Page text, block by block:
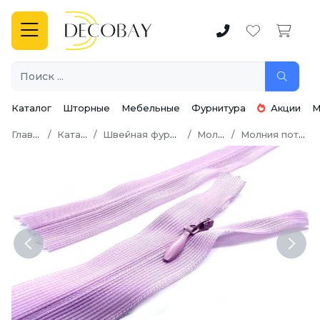
Каталог Шторные Мебельные Фурнитура Акции
Главная Каталог Швейная фурнитура Молнии Молния потайная
Previous Next